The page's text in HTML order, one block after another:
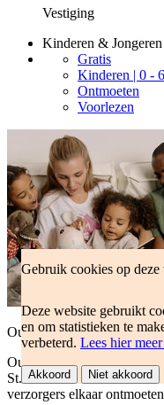
Gebruik cookies op deze
Deze website gebruikt
en om statistieken te
verbeterd. Lees hier
Akkoord Niet akkoord
Vestiging
Kinderen & Jongeren
Gratis
Kinderen | 0 -
Ontmoeten
Voorlezen
Ouders & Co
Ouders & Co is een
St. Vitusschool in Bussum.
verzorgers elkaar